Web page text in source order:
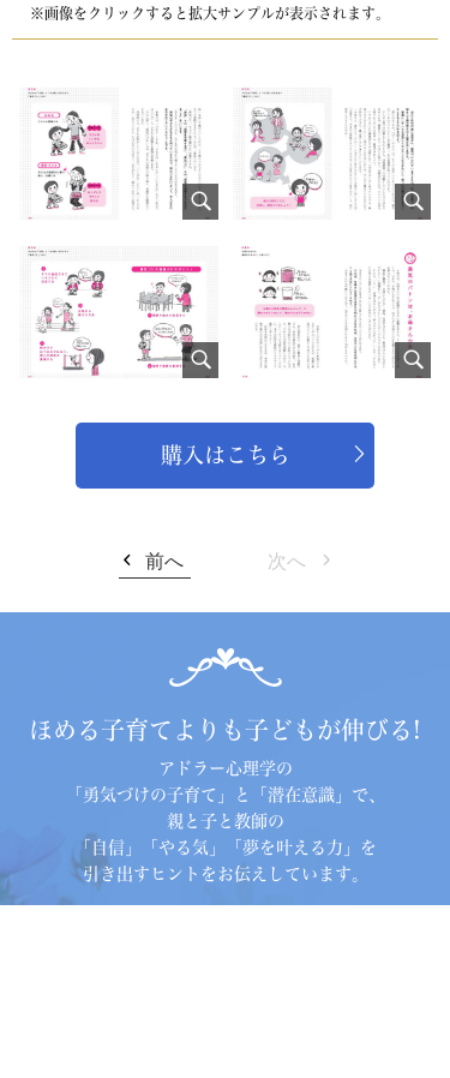
※画像をクリックすると拡大サンプルが表示されます。
購入はこちら
前へ 次へ
ほめる子育てよりも子どもが伸びる!
アドラー心理学の
「勇気づけの子育て」と「潜在意識」で、
親と子と教師の
「自信」「やる気」「夢を叶える力」を
引き出すヒントをお伝えしています。